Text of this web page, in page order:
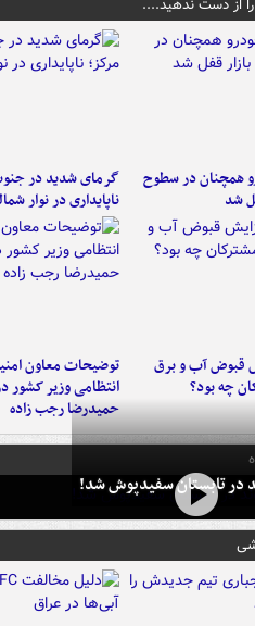
از دست ندهید....
همچنان در سطوح
شد
گرمای شدید در
ناپایداری در نوار
قبوض آب و برق
چه بود؟
توضیحات معاون
انتظامی وزیر کشور
حمیدرضا رجب زاده
در تابستان سفیدپوش شد!